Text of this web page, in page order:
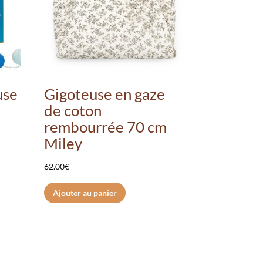
Gigoteuse en gaze
de coton
rembourrée 70 cm
Miley
62.00€
Ajouter au panier